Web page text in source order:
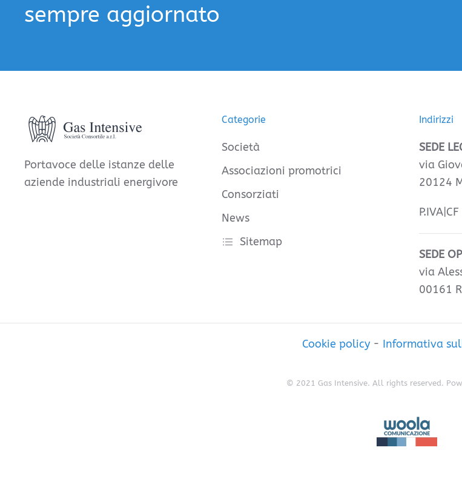
sempre aggiornato
Portavoce delle istanze delle
aziende industriali energivore
Categorie
Società
Associazioni promotrici
Consorziati
News
Sitemap
Indirizzi
SEDE
via
20124
SEDE
via
00161
Cookie policy- Informativa
© 2021 Gas Intensive. All rights reserved.